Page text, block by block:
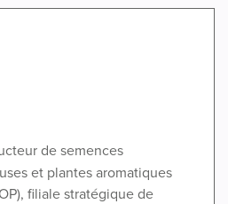
de semences
et plantes aromatiques
filiale stratégique de